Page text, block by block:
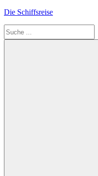
Zum
springen
Die Schiffsreise
Literatur-
Suchen